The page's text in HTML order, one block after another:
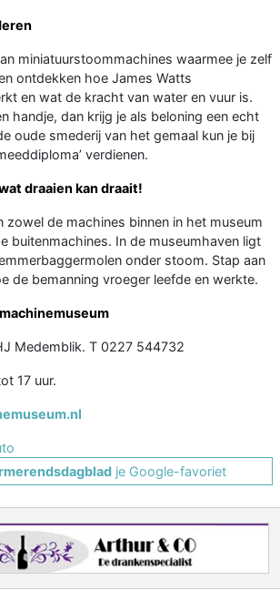
miniatuurstoommachines waarmee je zelf
ontdekken hoe James Watts
en wat de kracht van water en vuur is.
handje, dan krijg je als beloning een echt
oude smederij van het gemaal kun je bij
verdienen.
draaien kan draait!
zowel de machines binnen in het museum
buitenmachines. In de museumhaven ligt
onder stoom. Stap aan
de bemanning vroeger leefde en werkte.
Medemblik. T 0227 544732
17 uur.
je Google-favoriet